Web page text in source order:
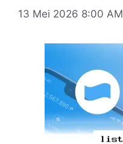
13 Mei 2026 8:00 AM